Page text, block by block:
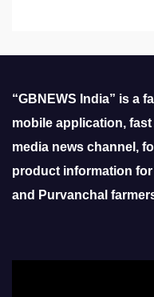
“GBNEWS India” is a
mobile application,
media news channel,
product information
and Purvanchal